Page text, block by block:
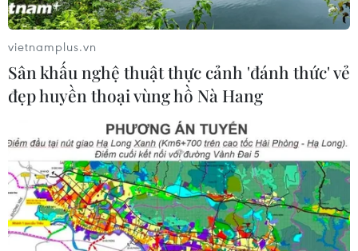
châu Phi
09/08/2026 03:15
Chính phủ Mỹ giải mật đợt 5 hồ sơ
UFO
Thái Lan xây dựng tiêu chuẩn an
toàn trường học quốc gia sau vụ xả
súng
vietnamplus.vn
Sân khấu nghệ thuật thực cảnh 'đánh thức' vẻ
đẹp huyền thoại vùng hồ Nà Hang